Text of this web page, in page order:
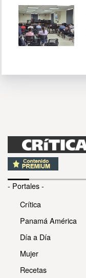
- Portales -
Crítica
Panamá América
Día a Día
Mujer
Recetas